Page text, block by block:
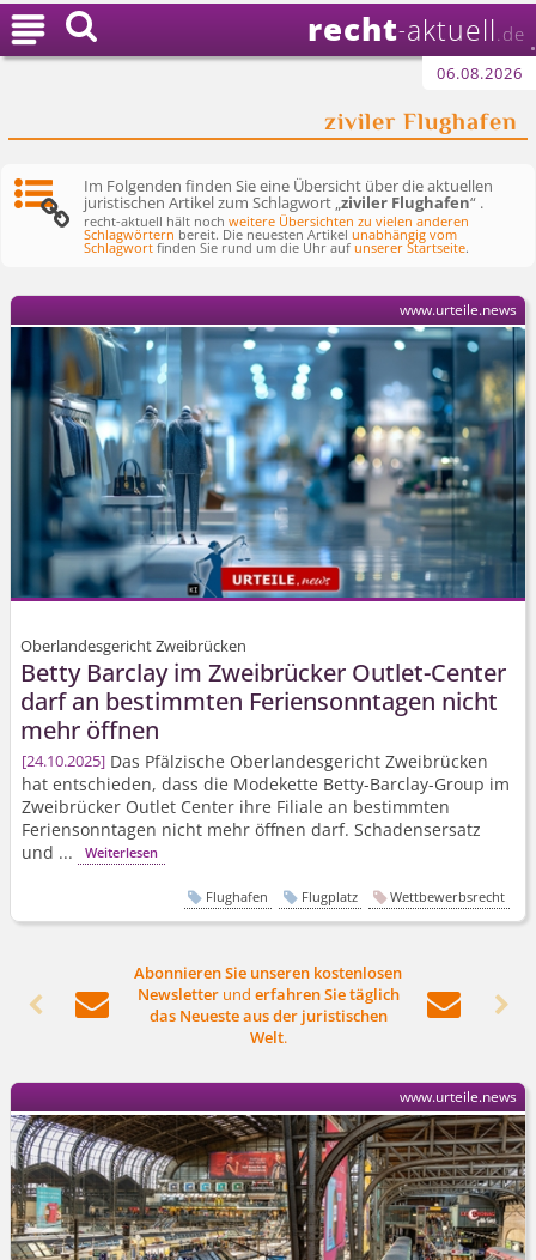
recht-aktuell .de
06.08.2026
ziviler Flughafen

Im Folgenden finden Sie eine Übersicht über die aktuellen
juristischen Artikel zum Schlagwort „ziviler Flughafen“ .
recht-aktuell hält nochweitere Übersichten zu vielen anderen
Schlagwörtern bereit. Die neuesten Artikelunabhängig vom
Schlagwort finden Sie rund um die Uhr aufunserer Startseite.
Oberlandesgericht Zweibrücken
Betty Barclay im Zweibrücker Outlet-Center
darf an bestimmten Feriensonntagen nicht
mehr öffnen
24.10.2025 Das Pfälzische Oberlandesgericht Zweibrücken
hat entschieden, dass die Modekette Betty-Barclay-Group im
Zweibrücker Outlet Center ihre Filiale an bestimmten
Feriensonntagen nicht mehr öffnen darf. Schadensersatz
und ...
Weiterlesen
www.urteile.news
Flughafen Flugplatz Wettbewerbsrecht
 
Abonnieren Sie unseren kostenlosen
Newsletterund erfahren Sie täglich
das Neueste aus der juristischen
Welt.
 
www.urteile.news